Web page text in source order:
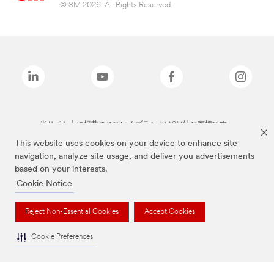
This website uses cookies on your device to enhance site
navigation, analyze site usage, and deliver you advertisements
based on your interests.
Cookie Notice
Reject Non-Essential Cookies Accept Cookies
Cookie Preferences
© 3M 2026. All Rights Reserved.
当サイト上に掲載されているブランドは3M社の商標です。